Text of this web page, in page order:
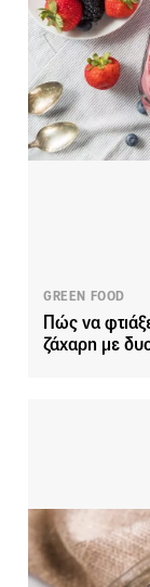
GREEN FOOD
Πώς να
ζάχαρη με